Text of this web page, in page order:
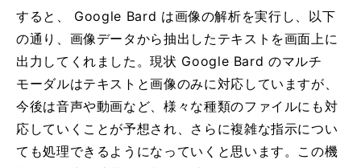
すると、 Google Bard は画像の解析を実行し、以下
の通り、画像データから抽出したテキストを画面上に
出力してくれました。現状 Google Bard のマルチ
モーダルはテキストと画像のみに対応していますが、
今後は音声や動画など、様々な種類のファイルにも対
応していくことが予想され、さらに複雑な指示につい
ても処理できるようになっていくと思います。この機